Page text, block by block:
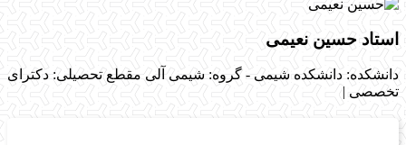
استاد حسین نعیمی
دانشکده: دانشکده شیمی - گروه: شیمی آلی مقطع تحصیلی: دکترای
تخصصی |